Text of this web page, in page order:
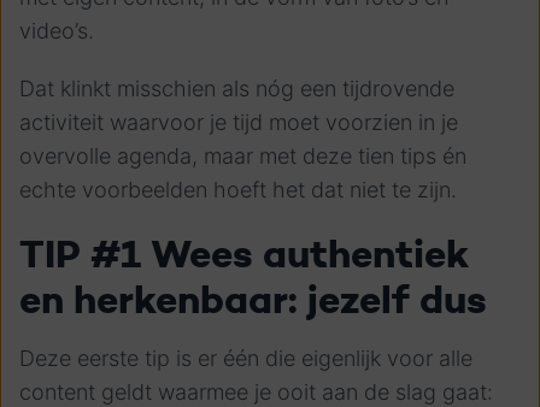
video’s.
Dat klinkt misschien als nóg een tijdrovende
activiteit waarvoor je tijd moet voorzien in je
overvolle agenda, maar met deze tien tips én
echte voorbeelden hoeft het dat niet te zijn.
TIP #1 Wees authentiek
en herkenbaar: jezelf dus
Deze eerste tip is er één die eigenlijk voor alle
content geldt waarmee je ooit aan de slag gaat: